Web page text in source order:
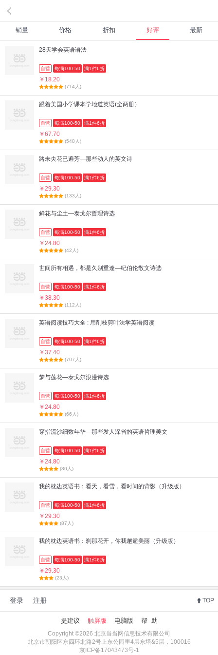
销量 价格 折扣 好评 最新
28天学会英语语法
自营 每满100-50 满1件6折
￥18.20
(714人)
跟着美国小学课本学地道英语(全两册）
自营 每满100-50 满1件6折
￥67.70
(548人)
路未央花已遍芳—那些动人的英文诗
自营 每满100-50 满1件6折
￥29.30
(133人)
鲜花与尘土—泰戈尔哲理诗选
自营 每满100-50 满1件6折
￥24.80
(42人)
世间所有相遇，都是久别重逢—纪伯伦散文诗选
自营 每满100-50 满1件6折
￥38.30
(112人)
英语阅读技巧大全 : 用削枝剪叶法学英语阅读
自营 每满100-50 满1件6折
￥37.40
(707人)
梦与莲花—泰戈尔浪漫诗选
自营 每满100-50 满1件6折
￥24.80
(66人)
穿指流沙细数年华—那些发人深省的英语哲理美文
自营 每满100-50 满1件6折
￥24.80
(80人)
我的枕边英语书：看天，看雪，看时间的背影（升级版）
自营 每满100-50 满1件6折
￥29.30
(87人)
我的枕边英语书：刹那花开，你我邂逅美丽（升级版）
自营 每满100-50 满1件6折
￥29.30
(23人)
登录 注册 TOP
提建议 触屏版 电脑版 帮 助
Copyright ©2026 北京当当网信息技术有限公司
北京市朝阳区东四环北路2号上东公园里4层东塔&5层，100016
京ICP备17043473号-1